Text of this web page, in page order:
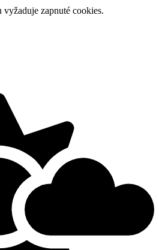
zapnuté cookies.